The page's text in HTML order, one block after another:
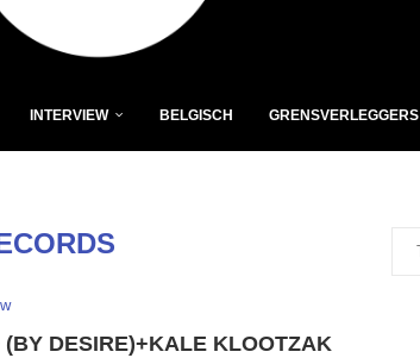
INTERVIEW BELGISCH GRENSVERLEGGERS
(BY DESIRE)+KALE KLOOTZAK